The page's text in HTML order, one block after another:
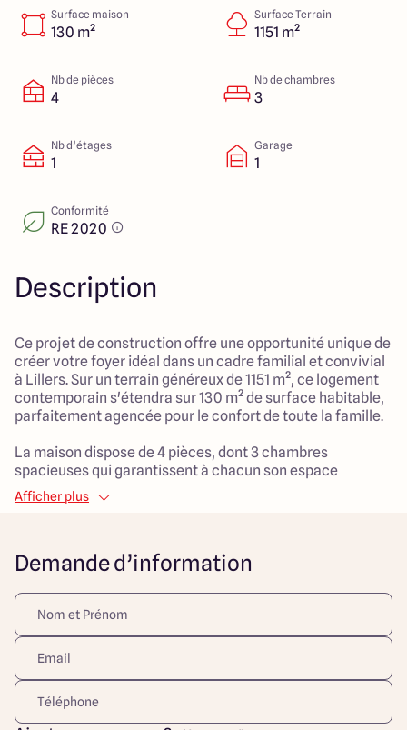
4.4 4.8
Surface maison
130 m²
Surface Terrain
1151 m²
Nb de pièces
4
Nb de chambres
3
Nb d’étages
1
Garage
1
Conformité
RE 2020
Description
Ce projet de construction offre une opportunité unique de
créer votre foyer idéal dans un cadre familial et convivial
à Lillers. Sur un terrain généreux de 1151 m², ce logement
contemporain s'étendra sur 130 m² de surface habitable,
parfaitement agencée pour le confort de toute la famille.
La maison dispose de 4 pièces, dont 3 chambres
spacieuses qui garantissent à chacun son espace
personnel. Le vaste salon de 50 m² devient le cœur de
votre vie familiale, idéal pour des moments de partage et
L'environnement paisible de Lillers, en zone urbaine,
ses espaces de jeux à proximité. Ce projet est la
promesse d'une vie agréable, où confort et espace riment
avec épanouissement familial. Ne manquez pas cette
chance de construire la maison de vos rêves dans un
cadre idéal.
Découvrez toutes nos offres et réalisations ARLOGIS sur
notre site Internet. Visuel d'illustration. Le modèle est
Afficher plus
Demande d’information